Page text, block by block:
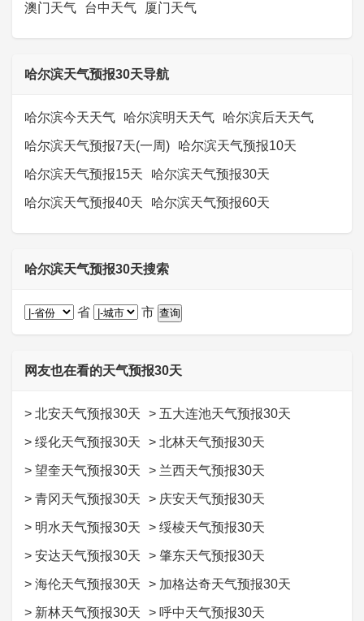
澳门天气 台中天气 厦门天气
哈尔滨天气预报30天导航
哈尔滨今天天气 哈尔滨明天天气 哈尔滨后天天气
哈尔滨天气预报7天(一周) 哈尔滨天气预报10天
哈尔滨天气预报15天 哈尔滨天气预报30天
哈尔滨天气预报40天 哈尔滨天气预报60天
哈尔滨天气预报30天搜索
省 市
网友也在看的天气预报30天
> 北安天气预报30天 > 五大连池天气预报30天
> 绥化天气预报30天 > 北林天气预报30天
> 望奎天气预报30天 > 兰西天气预报30天
> 青冈天气预报30天 > 庆安天气预报30天
> 明水天气预报30天 > 绥棱天气预报30天
> 安达天气预报30天 > 肇东天气预报30天
> 海伦天气预报30天 > 加格达奇天气预报30天
> 新林天气预报30天 > 呼中天气预报30天